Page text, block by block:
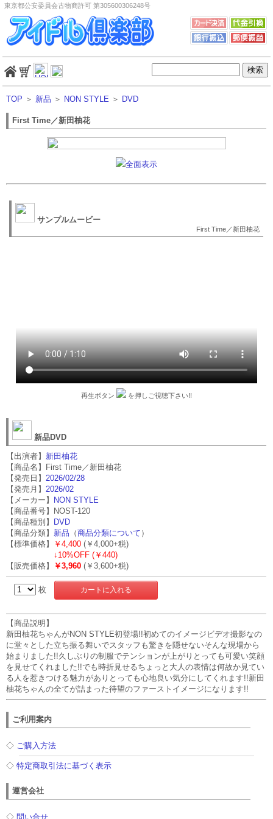
東京都公安委員会古物商許可 第305600306248号
TOP ＞ 新品 ＞ NON STYLE ＞ DVD
First Time／新田柚花
全面表示
サンプルムービー
First Time／新田柚花
再生ボタン を押しご視聴下さい!!
新品DVD
【出演者】 新田柚花
【商品名】First Time／新田柚花
【発売日】2026/02/28
【発売月】2026/02
【メーカー】
NON STYLE
【商品番号】NOST-120
【商品種別】
DVD
【商品分類】 新品 （商品分類について ）
【標準価格】
￥4,400 (￥4,000+税)
↓ 10%OFF (￥440)
【販売価格】
￥3,960 (￥3,600+税)
枚
【商品説明】
新田柚花ちゃんがNON STYLE初登場!!初めてのイメージビデオ撮影なの
に堂々とした立ち振る舞いでスタッフも驚きを隠せないそんな現場から
始まりました!!久しぶりの制服でテンションが上がりとっても可愛い笑顔
を見せてくれました!!でも時折見せるちょっと大人の表情は何故か見てい
る人を惹きつける魅力がありとっても心地良い気分にしてくれます!!新田
柚花ちゃんの全てが詰まった待望のファーストイメージになります!!
ご利用案内
◇ ご購入方法
◇特定商取引法に基づく表示
運営会社
◇ 問い合せ